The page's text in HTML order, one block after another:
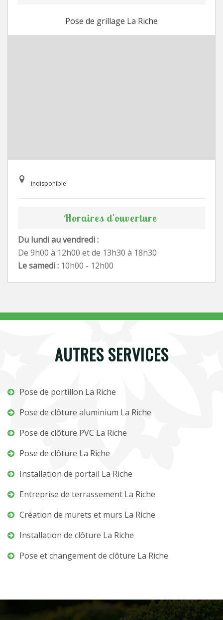
Pose de grillage La Riche
indisponible
Horaires d'ouverture
Du lundi au vendredi :
De 9h00 à 12h00 et de 13h30 à 18h30
Le samedi : 10h00 - 12h00
AUTRES SERVICES
Pose de portillon La Riche
Pose de clôture aluminium La Riche
Pose de clôture PVC La Riche
Pose de clôture La Riche
Installation de portail La Riche
Entreprise de terrassement La Riche
Création de murets et murs La Riche
Installation de clôture La Riche
Pose et changement de clôture La Riche